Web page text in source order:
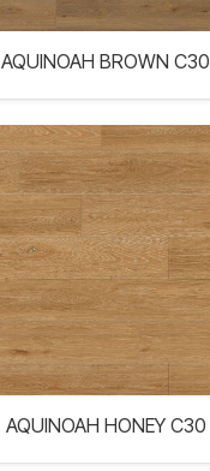
AQUINOAH BROWN C30
AQUINOAH HONEY C30